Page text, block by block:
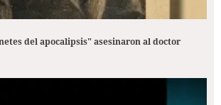
del apocalipsis" asesinaron al doctor